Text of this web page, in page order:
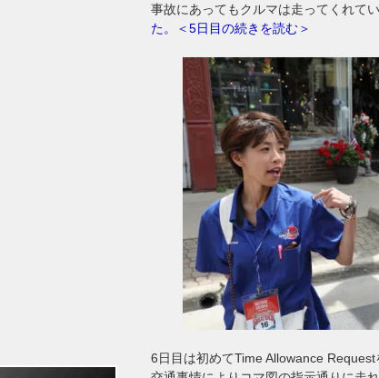
事故にあってもクルマは走ってくれてい
た。＜5日目の続きを読む＞
6日目は初めてTime Allowance